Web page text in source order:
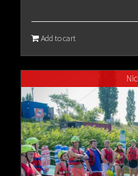
Add to cart